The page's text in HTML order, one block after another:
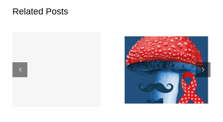
Related Posts